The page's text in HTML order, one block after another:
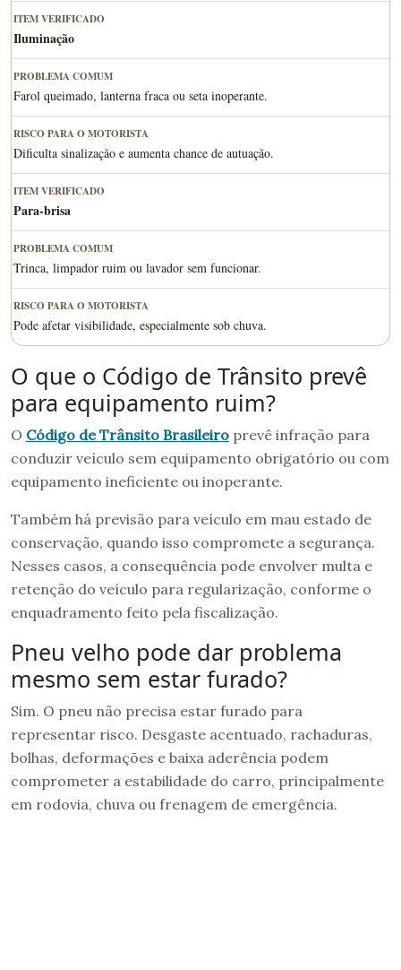
Iluminação
Farol queimado, lanterna fraca ou seta inoperante.
Dificulta sinalização e aumenta chance de autuação.
Para-brisa
Trinca, limpador ruim ou lavador sem funcionar.
Pode afetar visibilidade, especialmente sob chuva.
O que o Código de Trânsito prevê
para equipamento ruim?
O Código de Trânsito Brasileiro prevê infração para
conduzir veículo sem equipamento obrigatório ou com
equipamento ineficiente ou inoperante.
Também há previsão para veículo em mau estado de
conservação, quando isso compromete a segurança.
Nesses casos, a consequência pode envolver multa e
retenção do veículo para regularização, conforme o
enquadramento feito pela fiscalização.
Pneu velho pode dar problema
mesmo sem estar furado?
Sim. O pneu não precisa estar furado para
representar risco. Desgaste acentuado, rachaduras,
bolhas, deformações e baixa aderência podem
comprometer a estabilidade do carro, principalmente
em rodovia, chuva ou frenagem de emergência.